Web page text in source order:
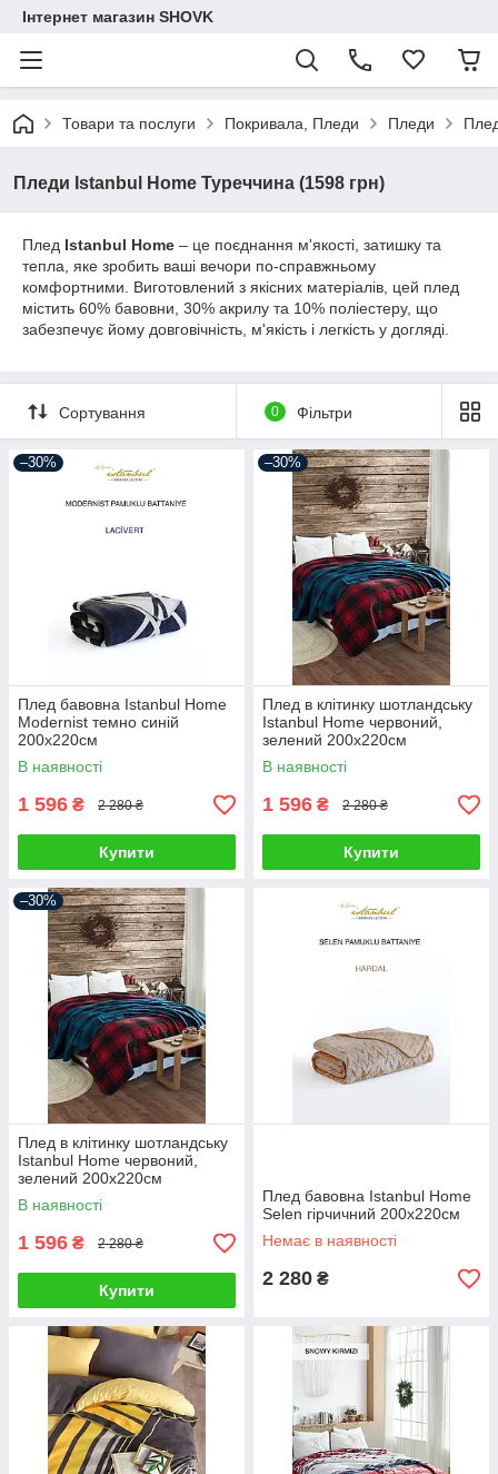
Інтернет магазин SHOVK
Товари та послуги Покривала, Пледи Пледи
Пледи Istanbul Home Туреччина (1598 грн)
Плед Istanbul Home – це поєднання м'якості, затишку та
тепла, яке зробить ваші вечори по-справжньому
комфортними. Виготовлений з якісних матеріалів, цей плед
містить 60% бавовни, 30% акрилу та 10% поліестеру, що
забезпечує йому довговічність, м'якість і легкість у догляді.
Сортування 0 Фільтри
–30%
Плед бавовна Istanbul Home
Modernist темно синій
200х220см
В наявності
1 596 ₴ 2 280 ₴
Купити
–30%
Плед в клітинку шотландську
Istanbul Home червоний,
зелений 200х220см
В наявності
1 596 ₴ 2 280 ₴
Купити
–30%
Плед в клітинку шотландську
Istanbul Home червоний,
зелений 200х220см
В наявності
1 596 ₴ 2 280 ₴
Купити
Плед бавовна Istanbul Home
Selen гірчичний 200х220см
Немає в наявності
2 280 ₴